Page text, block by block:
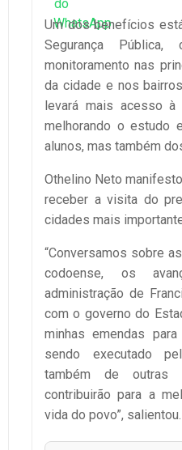
Um dos benefícios
Segurança
monitoramento nas
da cidade e nos
levará mais acesso
melhorando o estudo
alunos, mas também
Othelino Neto
receber a visita do
cidades mais
“Conversamos sobre
codoense, os
administração de
com o governo do
minhas emendas
sendo executado
também de outras
contribuirão para a
vida do povo”, salientou.